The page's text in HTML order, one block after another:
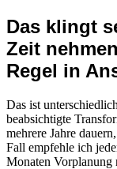
Das klingt
Zeit
Regel in
Das ist
beabsichtigte
mehrere Jahre
Fall empfehle ich
Monaten Vorplanung